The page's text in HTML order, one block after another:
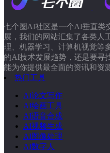
七个圈AI社区是一个AI垂直类
展，我们的网站汇集了各类人
理、机器学习、计算机视觉等
的AI技术发展趋势，还是要寻
能为你提供最全面的资讯和资源
热门工具
AI论文写作
AI绘画工具
AI语音合成
AI视频生成
AI图像处理
AI数字人